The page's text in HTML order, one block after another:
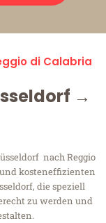
di Calabria
→
nach Reggio
kosteneffizienten
die speziell
zu werden und